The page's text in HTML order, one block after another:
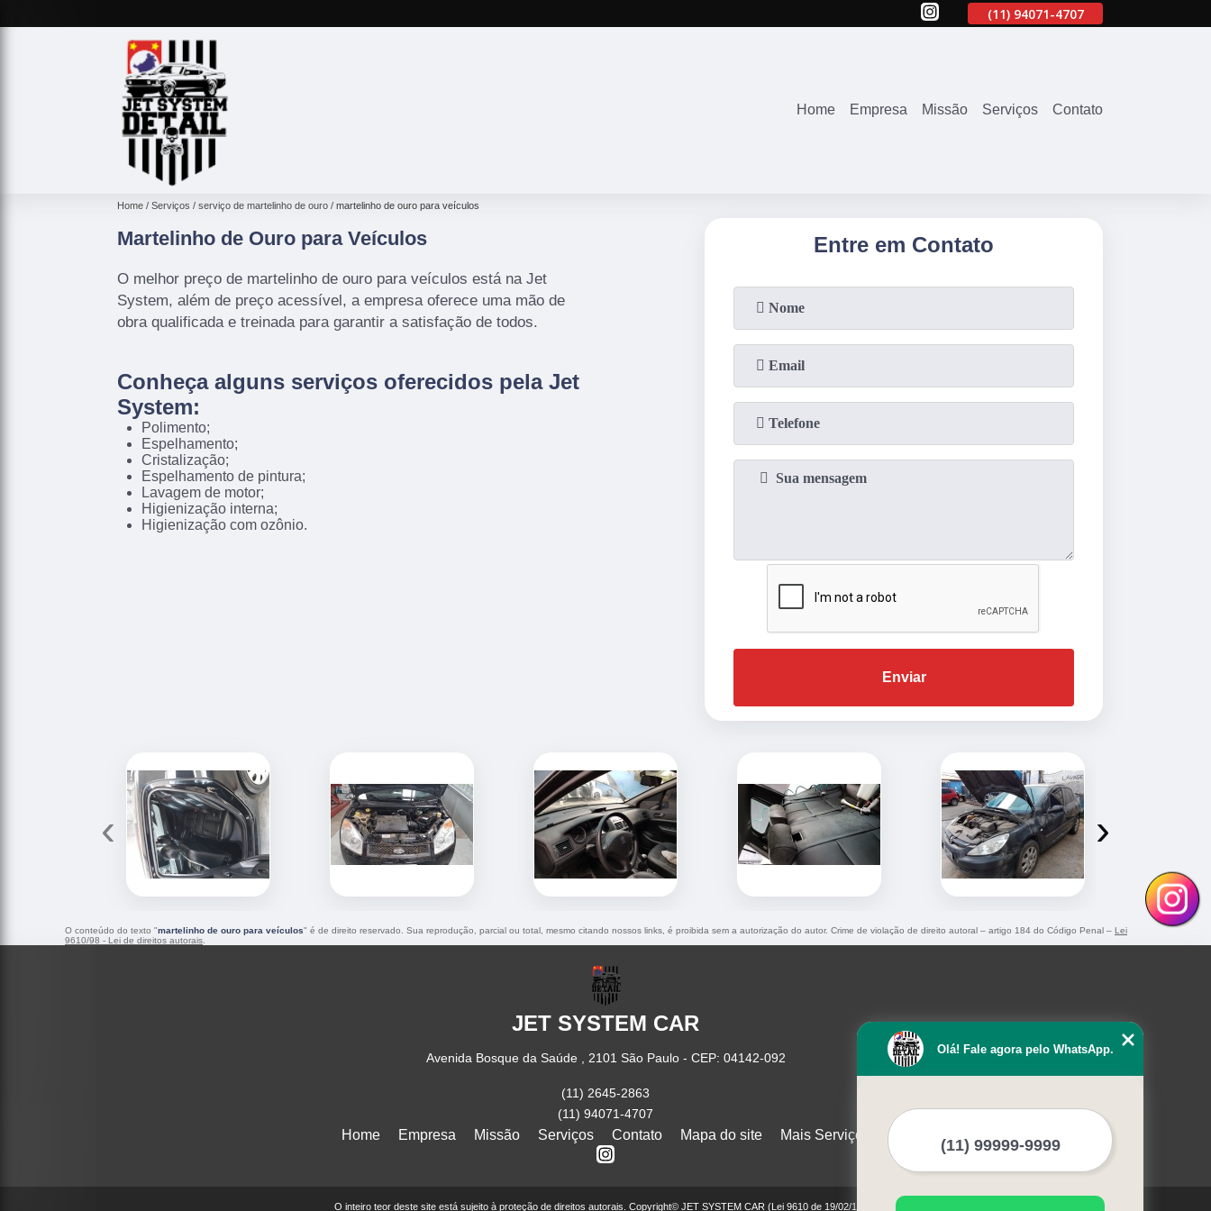
2645-2863 (11) 94071-4707
Home Empresa Missão Serviços Contato
Home Serviços serviço de martelinho de ouro martelinho de ouro para veículos
Martelinho de Ouro para Veículos
O melhor preço de martelinho de ouro para veículos está na Jet
System, além de preço acessível, a empresa oferece uma mão de
obra qualificada e treinada para garantir a satisfação de todos.
Conheça alguns serviços oferecidos pela Jet
System:
Polimento;
Espelhamento;
Cristalização;
Espelhamento de pintura;
Lavagem de motor;
Higienização interna;
Higienização com ozônio.
Entre em Contato
Enviar
‹ ›
O conteúdo do texto "martelinho de ouro para veículos" é de direito reservado. Sua reprodução, parcial ou total, mesmo citando nossos links, é proibida sem a autorização do autor. Crime de violação de direito autoral – artigo 184 do Código Penal – Lei
9610/98 - Lei de direitos autorais.
JET SYSTEM CAR
Avenida Bosque da Saúde , 2101 São Paulo - CEP: 04142-092
(11) 2645-2863
(11) 94071-4707
Home Empresa Missão Serviços Contato Mapa do site Mais Serviços
O inteiro teor deste site está sujeito à proteção de direitos autorais. Copyright© JET SYSTEM CAR (Lei 9610 de 19/02/1998)
Olá! Fale agora pelo WhatsApp.